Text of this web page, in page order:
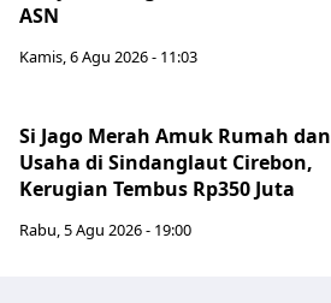
ASN
Kamis, 6 Agu 2026 - 11:03
Si Jago Merah Amuk Rumah dan
Usaha di Sindanglaut Cirebon,
Kerugian Tembus Rp350 Juta
Rabu, 5 Agu 2026 - 19:00